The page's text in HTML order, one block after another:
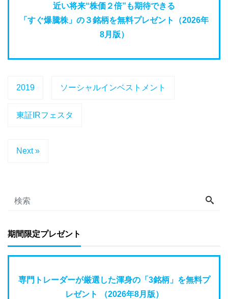
近い将来“株価２倍”も期待できる
「すぐ爆騰株」の３銘柄を無料プレゼント（2026年
8月版）
2019 ソーシャルインベストメント
東証IRフェスタ
Next »
期間限定プレゼント
専門トレーダーが厳選した渾身の「3銘柄」を無料プ
レゼント （2026年8月版）